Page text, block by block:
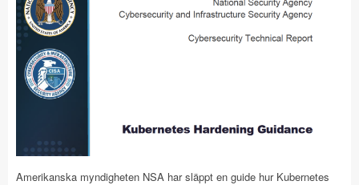
Amerikanska myndigheten NSA har släppt en guide hur Kubernetes